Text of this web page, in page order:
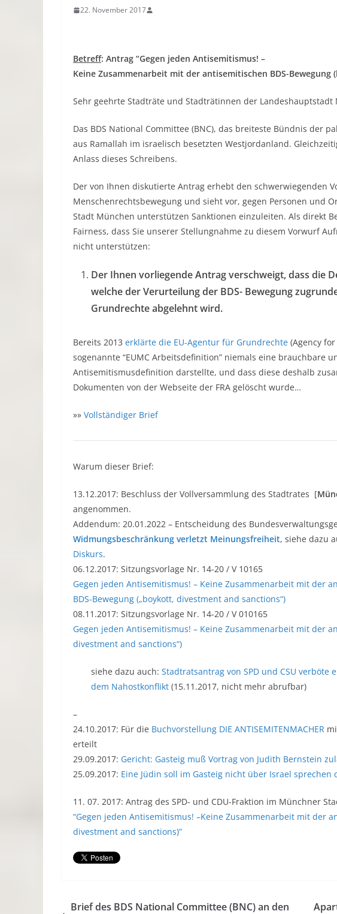
22. November 2017
Betreff: Antrag “Gegen jeden Antisemitismus! –
Keine Zusammenarbeit mit der antisemitischen BDS-
Sehr geehrte Stadträte und Stadträtinnen der Landeshauptstadt
Das BDS National Committee (BNC), das breiteste Bündnis der
aus Ramallah im israelisch besetzten Westjordanland.
Anlass dieses Schreibens.
Der von Ihnen diskutierte Antrag erhebt den schwerwiegenden
Menschenrechtsbewegung und sieht vor, gegen Personen und
Stadt München unterstützen Sanktionen einzuleiten. Als direkt
Fairness, dass Sie unserer Stellungnahme zu diesem Vorwurf
nicht unterstützen:
Der Ihnen vorliegende Antrag verschweigt, dass die
welche der Verurteilung der BDS- Bewegung
Grundrechte abgelehnt wird.
Bereits 2013 erklärte die EU-Agentur für Grundrechte (Agency
sogenannte “EUMC Arbeitsdefinition” niemals eine brauchbare
Antisemitismusdefinition darstellte, und dass diese deshalb
Dokumenten von der Webseite der FRA gelöscht wurde…
»» Vollständiger Brief
Warum dieser Brief:
13.12.2017: Beschluss der Vollversammlung des Stadtrates [
angenommen.
Addendum: 20.01.2022 – Entscheidung des
Widmungsbeschränkung verletzt Meinungsfreiheit, siehe dazu
Diskurs.
06.12.2017: Sitzungsvorlage Nr. 14-20 / V 10165
Gegen jeden Antisemitismus! – Keine Zusammenarbeit mit der
BDS-Bewegung („boykott, divestment and sanctions“)
08.11.2017: Sitzungsvorlage Nr. 14-20 / V 010165
Gegen jeden Antisemitismus! – Keine Zusammenarbeit mit der
divestment and sanctions“)
siehe dazu auch: Stadtratsantrag von SPD und CSU
dem Nahostkonflikt (15.11.2017, nicht mehr abrufbar)
–
24.10.2017: Für die Buchvorstellung DIE ANTISEMITENMACHER
erteilt
29.09.2017: Gericht: Gasteig muß Vortrag von Judith Bernstein
25.09.2017: Eine Jüdin soll im Gasteig nicht über Israel sprechen
11. 07. 2017: Antrag des SPD- und CDU-Fraktion im Münchner
“Gegen jeden Antisemitismus! –Keine Zusammenarbeit mit der
divestment and sanctions)”
Brief des BDS National Committee (BNC) an den